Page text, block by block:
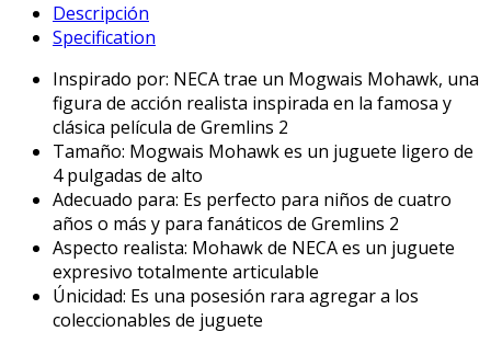
quantity
Descripción
Specification
Inspirado por: NECA trae un Mogwais Mohawk, una
figura de acción realista inspirada en la famosa y
clásica película de Gremlins 2
Tamaño: Mogwais Mohawk es un juguete ligero de
4 pulgadas de alto
Adecuado para: Es perfecto para niños de cuatro
años o más y para fanáticos de Gremlins 2
Aspecto realista: Mohawk de NECA es un juguete
expresivo totalmente articulable
Únicidad: Es una posesión rara agregar a los
coleccionables de juguete